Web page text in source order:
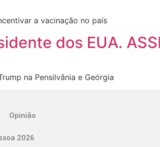
a vacinação no país
dos EUA.
na Pensilvânia e Geórgia
Opinião
2026